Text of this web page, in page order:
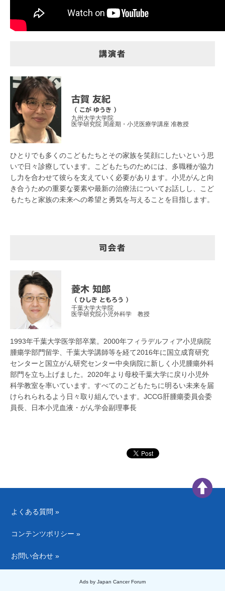
講演者
古賀 友紀
（ こが ゆうき ）
九州大学大学院
医学研究院 周産期・小児医療学講座 准教授
ひとりでも多くのこどもたちとその家族を笑顔にしたいという思
いで日々診療しています。こどもたちのためには、多職種が協力
し力を合わせて彼らを支えていく必要があります。小児がんと向
き合うための重要な要素や最新の治療法についてお話しし、こど
もたちと家族の未来への希望と勇気を与えることを目指します。
司会者
菱木 知郎
（ ひしき ともろう ）
千葉大学大学院
医学研究院小児外科学 教授
1993年千葉大学医学部卒業。2000年フィラデルフィア小児病院
腫瘍学部門留学、千葉大学講師等を経て2016年に国立成育研究
センターと国立がん研究センター中央病院に新しく小児腫瘍外科
部門を立ち上げました。2020年より母校千葉大学に戻り小児外
科学教室を率いています。すべてのこどもたちに明るい未来を届
けられられるよう日々取り組んでいます。JCCG肝腫瘍委員会委
員長、日本小児血液・がん学会副理事長
よくある質問 »
コンテンツポリシー »
お問い合わせ »
Ads by Japan Cancer Forum